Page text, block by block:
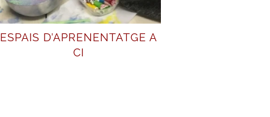
ESPAIS D’APRENENTATGE A
CI